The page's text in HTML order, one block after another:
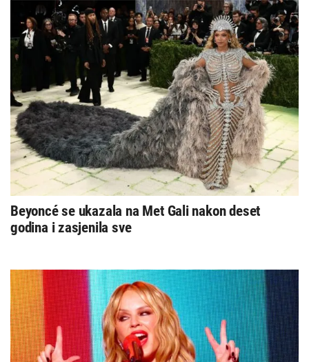
Beyoncé se ukazala na Met Gali nakon deset
godina i zasjenila sve